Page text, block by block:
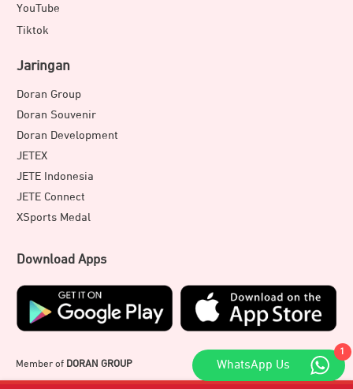
YouTube
Tiktok
Jaringan
Doran Group
Doran Souvenir
Doran Development
JETEX
JETE Indonesia
JETE Connect
XSports Medal
Download Apps
Member of DORAN GROUP
1
WhatsApp Us